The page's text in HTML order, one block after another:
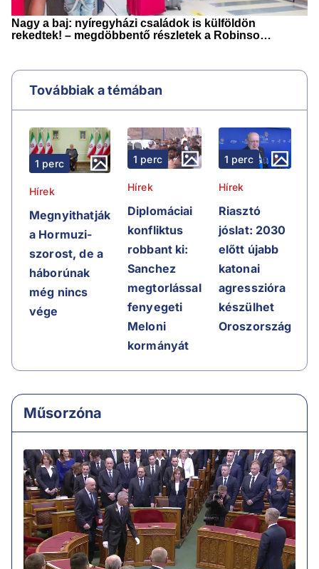
Továbbiak a témában
1 perc
Hírek
Megnyithatják
a Hormuzi-
szorost, de a
háborúnak
még nincs
vége
1 perc
Hírek
Diplomáciai
konfliktus
robbant ki:
Sanchez
megtorlással
fenyegeti
Meloni
kormányát
1 perc
Hírek
Riasztó
jóslat: 2030
előtt újabb
katonai
agresszióra
készülhet
Oroszország
Műsorzóna